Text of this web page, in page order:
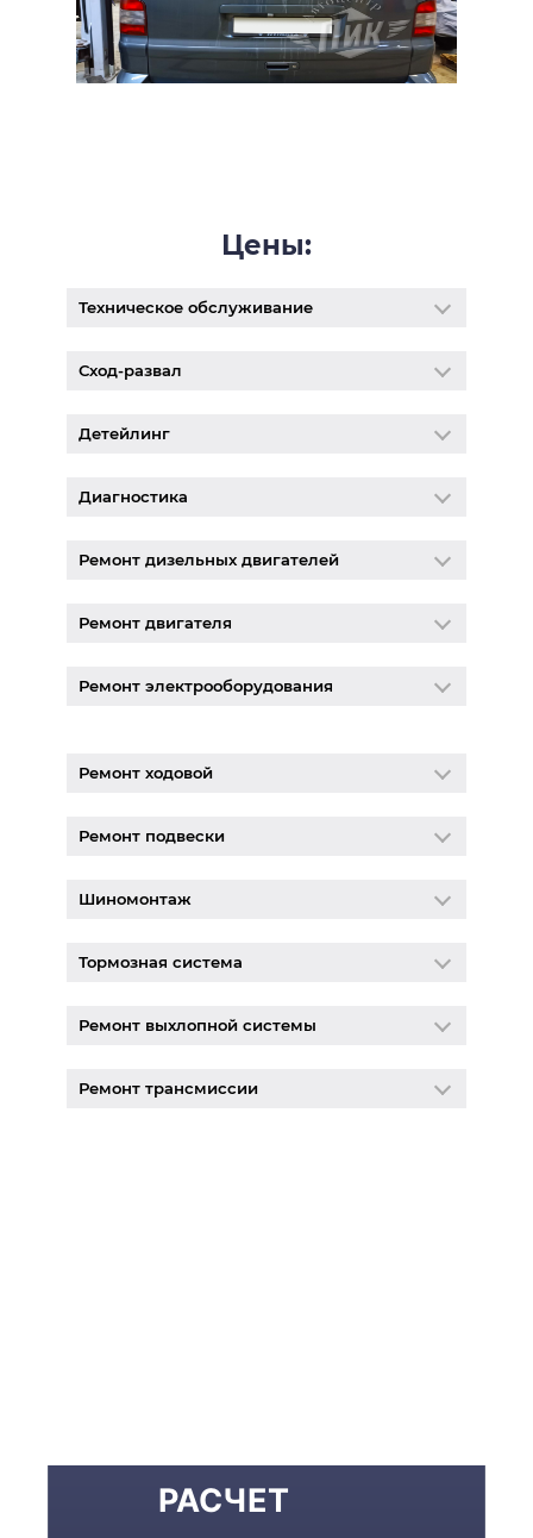
Цены:
Техническое обслуживание
Сход-развал
Детейлинг
Диагностика
Ремонт дизельных двигателей
Ремонт двигателя
Ремонт электрооборудования
Ремонт ходовой
Ремонт подвески
Шиномонтаж
Тормозная система
Ремонт выхлопной системы
Ремонт трансмиссии
РАСЧЕТ